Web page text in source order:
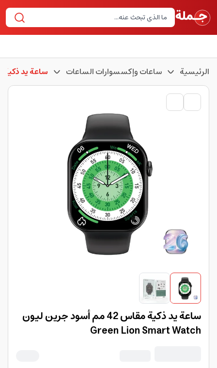
الرئيسية ساعات وإكسسوارات الساعات ساعة يد ذكية
ساعة يد ذكية مقاس 42 مم أسود جرين ليون
Green Lion Smart Watch